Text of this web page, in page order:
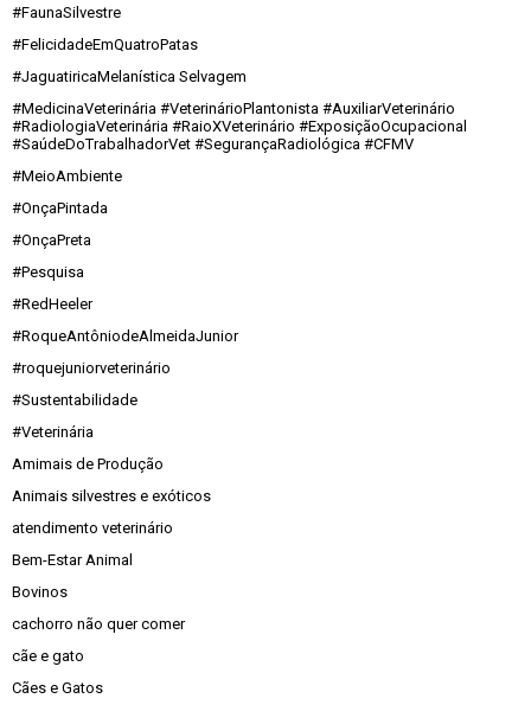
#FaunaSilvestre
#FelicidadeEmQuatroPatas
#JaguatiricaMelanística Selvagem
#MedicinaVeterinária #VeterinárioPlantonista #AuxiliarVeterinário
#RadiologiaVeterinária #RaioXVeterinário #ExposiçãoOcupacional
#SaúdeDoTrabalhadorVet #SegurançaRadiológica #CFMV
#MeioAmbiente
#OnçaPintada
#OnçaPreta
#Pesquisa
#RedHeeler
#RoqueAntôniodeAlmeidaJunior
#roquejuniorveterinário
#Sustentabilidade
#Veterinária
Amimais de Produção
Animais silvestres e exóticos
atendimento veterinário
Bem-Estar Animal
Bovinos
cachorro não quer comer
cãe e gato
Cães e Gatos